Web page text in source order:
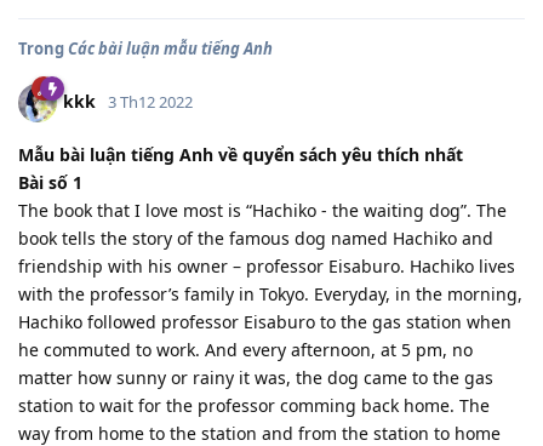
TrongCác bài luận mẫu tiếng Anh
kkk 3 Th12 2022
Mẫu bài luận tiếng Anh về quyển sách yêu thích nhất
Bài số 1
The book that I love most is “Hachiko - the waiting dog”. The
book tells the story of the famous dog named Hachiko and
friendship with his owner – professor Eisaburo. Hachiko lives
with the professor’s family in Tokyo. Everyday, in the morning,
Hachiko followed professor Eisaburo to the gas station when
he commuted to work. And every afternoon, at 5 pm, no
matter how sunny or rainy it was, the dog came to the gas
station to wait for the professor comming back home. The
way from home to the station and from the station to home